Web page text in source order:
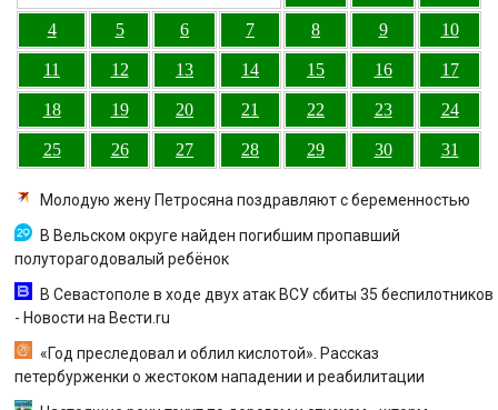
4 5 6 7 8 9 10
11 12 13 14 15 16 17
18 19 20 21 22 23 24
25 26 27 28 29 30 31
Молодую жену Петросяна поздравляют с беременностью
В Вельском округе найден погибшим пропавший
полуторагодовалый ребёнок
В Севастополе в ходе двух атак ВСУ сбиты 35 беспилотников
- Новости на Вести.ru
«Год преследовал и облил кислотой». Рассказ
петербурженки о жестоком нападении и реабилитации